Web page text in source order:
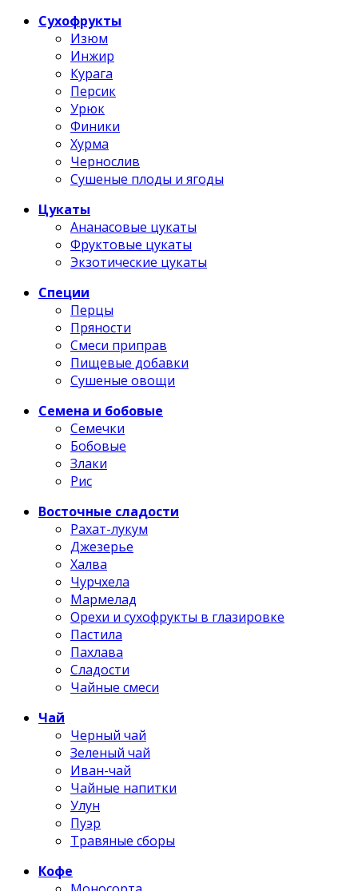
Сухофрукты
Изюм
Инжир
Курага
Персик
Урюк
Финики
Хурма
Чернослив
Сушеные плоды и ягоды
Цукаты
Ананасовые цукаты
Фруктовые цукаты
Экзотические цукаты
Специи
Перцы
Пряности
Смеси приправ
Пищевые добавки
Сушеные овощи
Семена и бобовые
Семечки
Бобовые
Злаки
Рис
Восточные сладости
Рахат-лукум
Джезерье
Халва
Чурчхела
Мармелад
Орехи и сухофрукты в глазировке
Пастила
Пахлава
Сладости
Чайные смеси
Чай
Черный чай
Зеленый чай
Иван-чай
Чайные напитки
Улун
Пуэр
Травяные сборы
Кофе